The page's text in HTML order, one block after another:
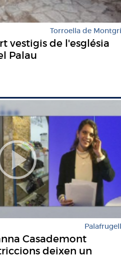
Torroella de Montgrí
vestigis de l'església
Palau
Palafrugell
Casademont
deixen un